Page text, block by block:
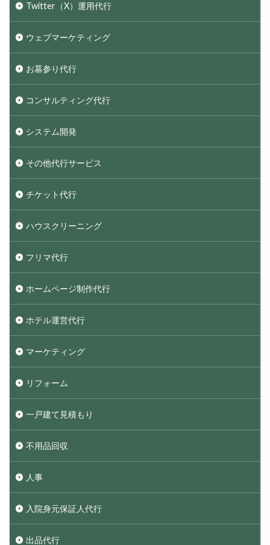
Twitter（X）運用代行
ウェブマーケティング
お墓参り代行
コンサルティング代行
システム開発
その他代行サービス
チケット代行
ハウスクリーニング
フリマ代行
ホームページ制作代行
ホテル運営代行
マーケティング
リフォーム
一戸建て見積もり
不用品回収
人事
入院身元保証人代行
出品代行